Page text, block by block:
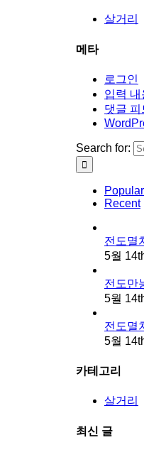
살거리
메타
로그인
입력 내
댓글 피
Search for:
Popular
Recent
전도멸
5월
전도만
5월
전도멸
5월
카테고리
살거리
최신 글